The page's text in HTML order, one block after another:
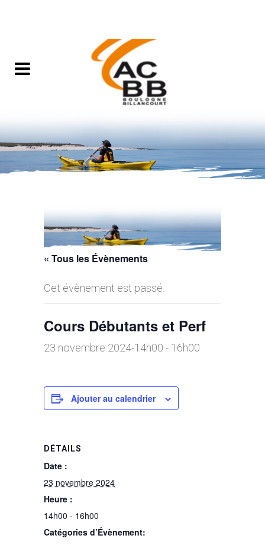
« Tous les Évènements
Cet évènement est passé.
Cours Débutants et Perf
23 novembre 2024-14h00 - 16h00
Ajouter au calendrier
DÉTAILS
Date :
23 novembre 2024
Heure :
14h00 - 16h00
Catégories d’Évènement: